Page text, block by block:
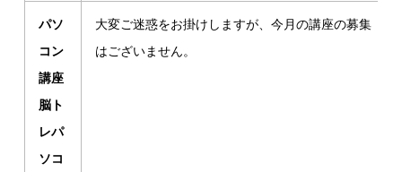
パソ
コン
講座
脳ト
レパ
ソコ
大変ご迷惑をお掛けしますが、今月の講座の募集
はございません。